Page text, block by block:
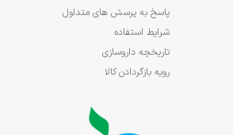
پاسخ به پرسش های متداول
شرایط استفاده
تاریخچه داروسازی
رویه بازگردادن کالا